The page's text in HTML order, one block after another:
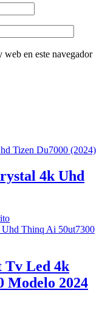
en este navegador
4k Uhd
Tv Led 4k
Modelo 2024